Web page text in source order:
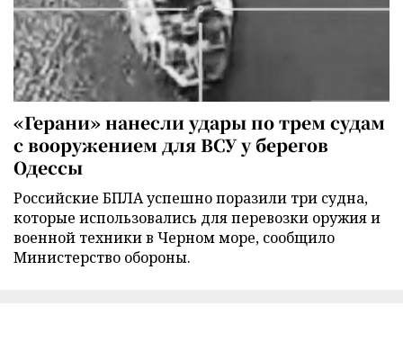
«Герани» нанесли удары по трем судам
с вооружением для ВСУ у берегов
Одессы
Российские БПЛА успешно поразили три судна,
которые использовались для перевозки оружия и
военной техники в Черном море, сообщило
Министерство обороны.